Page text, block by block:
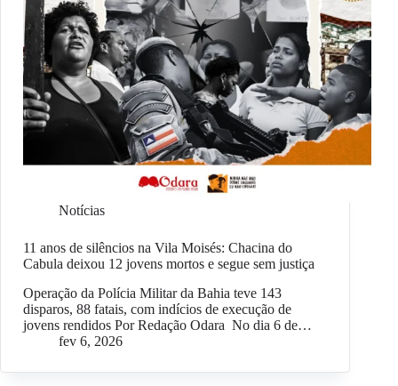
Notícias
11 anos de silêncios na Vila Moisés: Chacina do
Cabula deixou 12 jovens mortos e segue sem justiça
Operação da Polícia Militar da Bahia teve 143
disparos, 88 fatais, com indícios de execução de
jovens rendidos Por Redação Odara No dia 6 de…
fev 6, 2026